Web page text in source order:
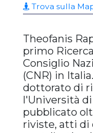
Trova sulla
Theofanis
primo
Consiglio
(CNR) in
dottorato di
l'Università di
pubblicato
riviste, atti di